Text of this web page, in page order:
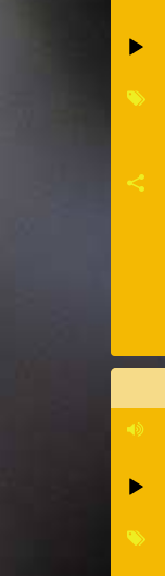
Audio-
Player
Audio-
Player